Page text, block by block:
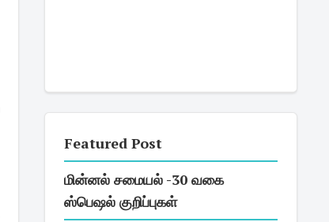
Featured Post
மின்னல் சமையல் -30 வகை
ஸ்பெஷல் குறிப்புகள்